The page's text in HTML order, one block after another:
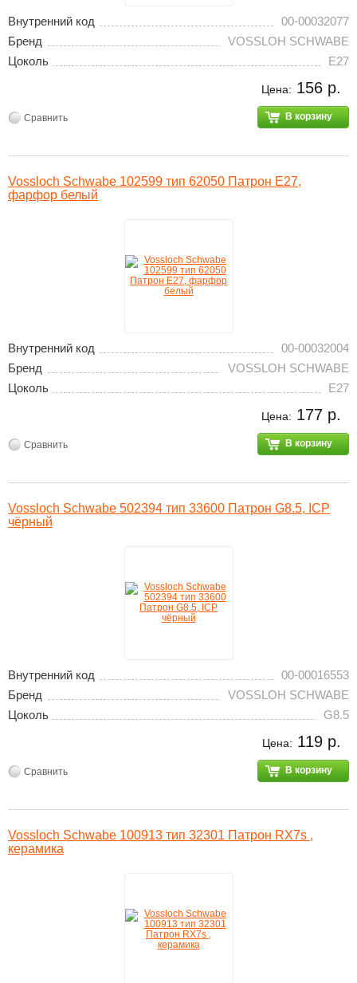
Внутренний код
00-00032077
Бренд
VOSSLOH SCHWABE
Цоколь
E27
Цена: 156 р.
В корзину
Сравнить
Vossloch Schwabe 102599 тип 62050 Патрон E27,
фарфор белый
Внутренний код
00-00032004
Бренд
VOSSLOH SCHWABE
Цоколь
E27
Цена: 177 р.
В корзину
Сравнить
Vossloch Schwabe 502394 тип 33600 Патрон G8.5, ICP
чёрный
Внутренний код
00-00016553
Бренд
VOSSLOH SCHWABE
Цоколь
G8.5
Цена: 119 р.
В корзину
Сравнить
Vossloch Schwabe 100913 тип 32301 Патрон RX7s ,
керамика